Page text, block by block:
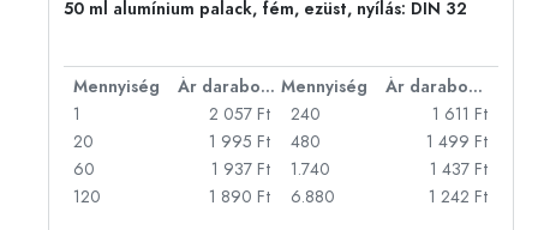
50 ml alumínium palack, fém, ezüst, nyílás: DIN 32
Mennyiség Ár darabonként Mennyiség
Ár darabonként
1
2 057 Ft
20
1 995 Ft
60
1 937 Ft
120
1 890 Ft
240
1 611 Ft
480
1 499 Ft
1.740
1 437 Ft
6.880
1 242 Ft